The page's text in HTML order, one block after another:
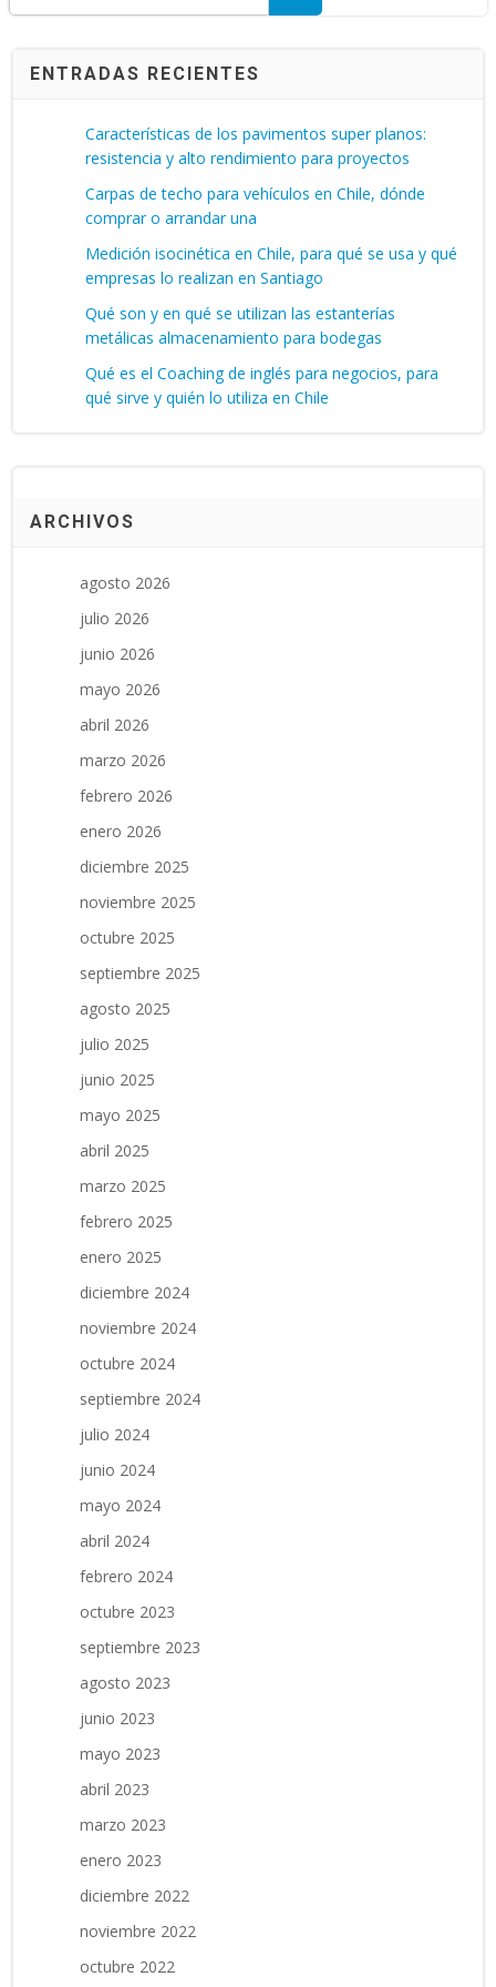
ENTRADAS RECIENTES
Características de los pavimentos super planos:
resistencia y alto rendimiento para proyectos
Carpas de techo para vehículos en Chile, dónde
comprar o arrandar una
Medición isocinética en Chile, para qué se usa y qué
empresas lo realizan en Santiago
Qué son y en qué se utilizan las estanterías
metálicas almacenamiento para bodegas
Qué es el Coaching de inglés para negocios, para
qué sirve y quién lo utiliza en Chile
ARCHIVOS
agosto 2026
julio 2026
junio 2026
mayo 2026
abril 2026
marzo 2026
febrero 2026
enero 2026
diciembre 2025
noviembre 2025
octubre 2025
septiembre 2025
agosto 2025
julio 2025
junio 2025
mayo 2025
abril 2025
marzo 2025
febrero 2025
enero 2025
diciembre 2024
noviembre 2024
octubre 2024
septiembre 2024
julio 2024
junio 2024
mayo 2024
abril 2024
febrero 2024
octubre 2023
septiembre 2023
agosto 2023
junio 2023
mayo 2023
abril 2023
marzo 2023
enero 2023
diciembre 2022
noviembre 2022
octubre 2022